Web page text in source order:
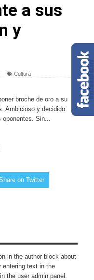
a sus
y
Cultura
broche de oro a su
Ambicioso y decidido
oponentes. Sin...
on Twitter
in the author block about
entering text in the
the user admin panel.